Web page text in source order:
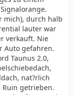
mich), durch halb
lauter war
verkauft. Nie
Auto gefahren.
Taunus 2.0,
nat?rlich
getrieben.